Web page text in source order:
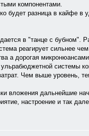
компонентами.
будет разница в кайфе
в "танце с бубном".
реагирует сильнее
а дорогая
системы
Чем выше уровень,
вложения дальнейшие
настроение и так